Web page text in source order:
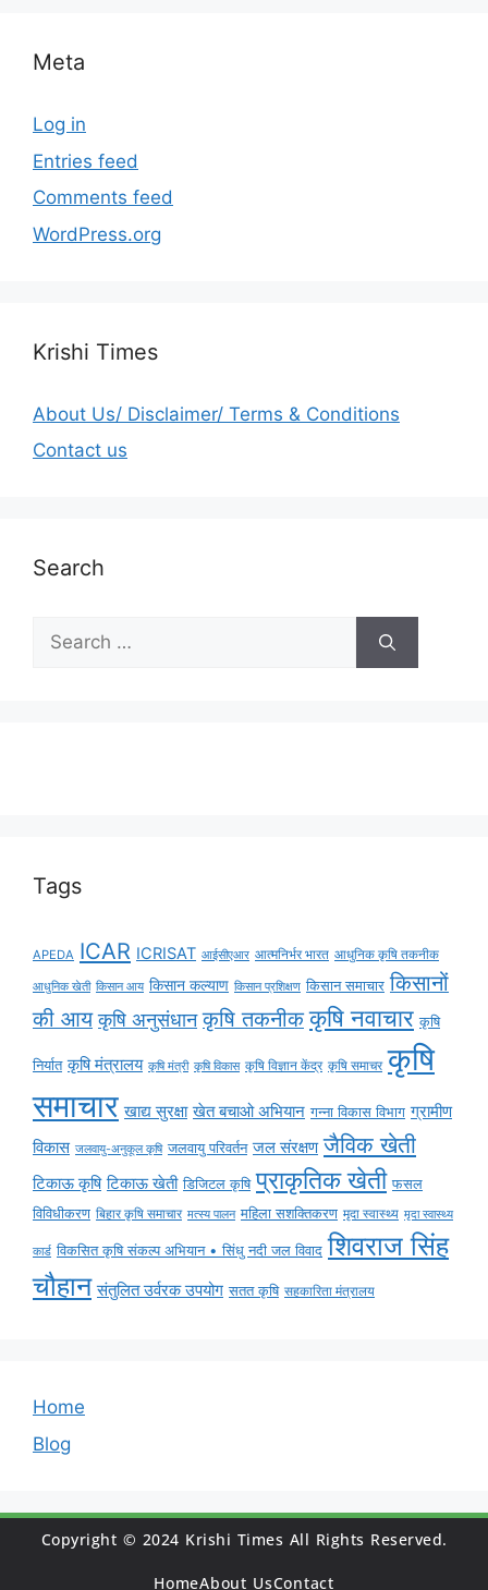
Meta
Log in
Entries feed
Comments feed
WordPress.org
Krishi Times
About Us/ Disclaimer/ Terms & Conditions
Contact us
Search
Tags
APEDA ICAR ICRISAT आईसीएआर आत्मनिर्भर भारत आधुनिक कृषि तकनीक
आधुनिक खेती किसान आय किसान कल्याण किसान प्रशिक्षण किसान समाचार किसानों
की आय कृषि अनुसंधान कृषि तकनीक कृषि नवाचार कृषि
निर्यात कृषि मंत्रालय कृषि मंत्री कृषि विकास कृषि विज्ञान केंद्र कृषि समाचर कृषि
समाचार खाद्य सुरक्षा खेत बचाओ अभियान गन्ना विकास विभाग ग्रामीण
विकास जलवायु-अनुकूल कृषि जलवायु परिवर्तन जल संरक्षण जैविक खेती
टिकाऊ कृषि टिकाऊ खेती डिजिटल कृषि प्राकृतिक खेती फसल
विविधीकरण बिहार कृषि समाचार मत्स्य पालन महिला सशक्तिकरण मृदा स्वास्थ्य मृदा स्वास्थ्य
कार्ड विकसित कृषि संकल्प अभियान • सिंधु नदी जल विवाद शिवराज सिंह
चौहान संतुलित उर्वरक उपयोग सतत कृषि सहकारिता मंत्रालय
Home
Blog
Copyright © 2024 Krishi Times All Rights Reserved.
HomeAbout UsContact